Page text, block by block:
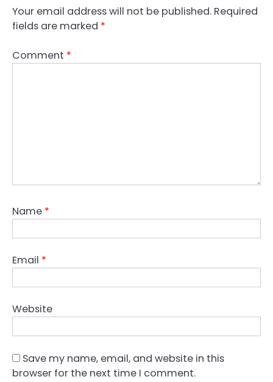
Your email address will not be published. Required
fields are marked *
Comment *
Name *
Email *
Website
Save my name, email, and website in this
browser for the next time I comment.